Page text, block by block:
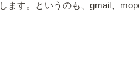
ます。というのも、gmail、